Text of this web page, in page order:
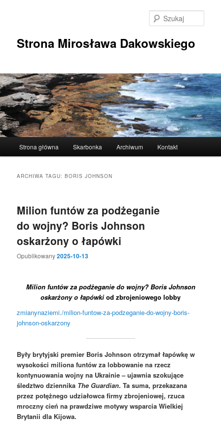
Strona Mirosława Dakowskiego
Strona główna Skarbonka Archiwum Kontakt
ARCHIWA TAGU:BORIS JOHNSON
Milion funtów za podżeganie
do wojny? Boris Johnson
oskarżony o łapówki
Opublikowany2025-10-13
Milion funtów za podżeganie do wojny? Boris Johnson
oskarżony o łapówkiod zbrojeniowego lobby
zmianynaziemi./milion-funtow-za-podzeganie-do-wojny-boris-
johnson-oskarzony
Były brytyjski premier Boris Johnson otrzymał łapówkę w
wysokości miliona funtów za lobbowanie na rzecz
kontynuowania wojny na Ukrainie – ujawnia szokujące
śledztwo dziennika The Guardian. Ta suma, przekazana
przez potężnego udziałowca firmy zbrojeniowej, rzuca
mroczny cień na prawdziwe motywy wsparcia Wielkiej
Brytanii dla Kijowa.